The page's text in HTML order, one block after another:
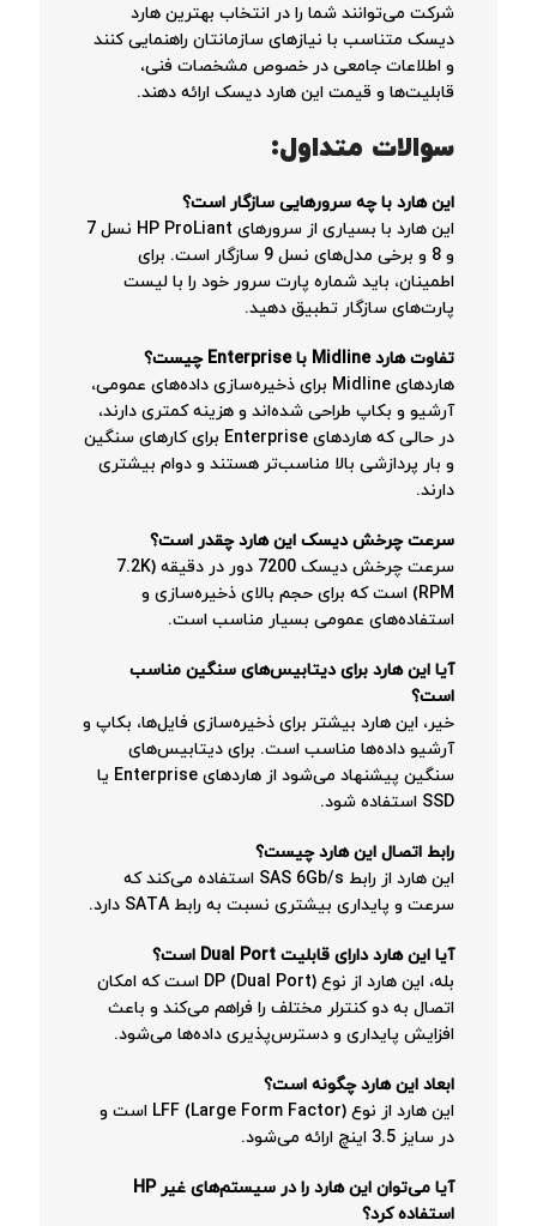
شرکت می‌توانند شما را در انتخاب بهترین هارد
دیسک متناسب با نیازهای سازمانتان راهنمایی کنند
و اطلاعات جامعی در خصوص مشخصات فنی،
قابلیت‌ها و قیمت این هارد دیسک ارائه دهند.
سوالات متداول:
این هارد با چه سرورهایی سازگار است؟
این هارد با بسیاری از سرورهای HP ProLiant نسل 7
و 8 و برخی مدل‌های نسل 9 سازگار است. برای
اطمینان، باید شماره پارت سرور خود را با لیست
پارت‌های سازگار تطبیق دهید.
تفاوت هارد Midline با Enterprise چیست؟
هاردهای Midline برای ذخیره‌سازی داده‌های عمومی،
آرشیو و بکاپ طراحی شده‌اند و هزینه کمتری دارند،
در حالی که هاردهای Enterprise برای کارهای سنگین
و بار پردازشی بالا مناسب‌تر هستند و دوام بیشتری
دارند.
سرعت چرخش دیسک این هارد چقدر است؟
سرعت چرخش دیسک 7200 دور در دقیقه (7.2K
RPM) است که برای حجم بالای ذخیره‌سازی و
استفاده‌های عمومی بسیار مناسب است.
آیا این هارد برای دیتابیس‌های سنگین مناسب
است؟
خیر، این هارد بیشتر برای ذخیره‌سازی فایل‌ها، بکاپ و
آرشیو داده‌ها مناسب است. برای دیتابیس‌های
سنگین پیشنهاد می‌شود از هاردهای Enterprise یا
SSD استفاده شود.
رابط اتصال این هارد چیست؟
این هارد از رابط SAS 6Gb/s استفاده می‌کند که
سرعت و پایداری بیشتری نسبت به رابط SATA دارد.
آیا این هارد دارای قابلیت Dual Port است؟
بله، این هارد از نوع DP (Dual Port) است که امکان
اتصال به دو کنترلر مختلف را فراهم می‌کند و باعث
افزایش پایداری و دسترس‌پذیری داده‌ها می‌شود.
ابعاد این هارد چگونه است؟
این هارد از نوع LFF (Large Form Factor) است و
در سایز 3.5 اینچ ارائه می‌شود.
آیا می‌توان این هارد را در سیستم‌های غیر HP
استفاده کرد؟